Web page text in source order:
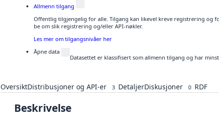
Allmenn tilgang
Offentlig tilgjengelig for alle. Tilgang kan likevel kreve registrering og
be om slik registrering og/eller API-nøkler.
Les mer om tilgangsnivåer her
Åpne data
Datasettet er klassifisert som allmenn tilgang og har
OversiktDistribusjoner og API-er 3 DetaljerDiskusjoner 0 RDF
Beskrivelse